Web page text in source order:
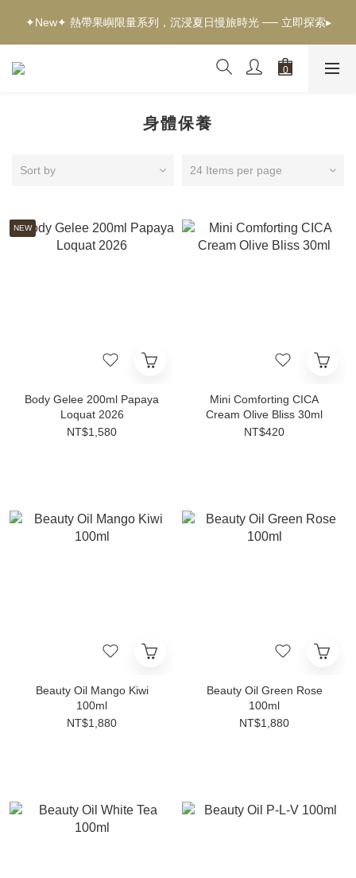
✦新客獨享✦ 首購輸入【welcome】滿$500現折$100 ── 立即選
購▸
✦New✦ 熱帶果嶼限量系列，沉浸夏日慢旅時光 ── 立即探索▸
✦新客獨享✦ 首購輸入【welcome】滿$500現折$100 ── 立即選
身體保養
Sort by 24 Items per page
NEW
Body Gelee 200ml Papaya
Loquat 2026
NT$1,580
Mini Comforting CICA
Cream Olive Bliss 30ml
NT$420
Beauty Oil Mango Kiwi
100ml
NT$1,880
Beauty Oil Green Rose
100ml
NT$1,880